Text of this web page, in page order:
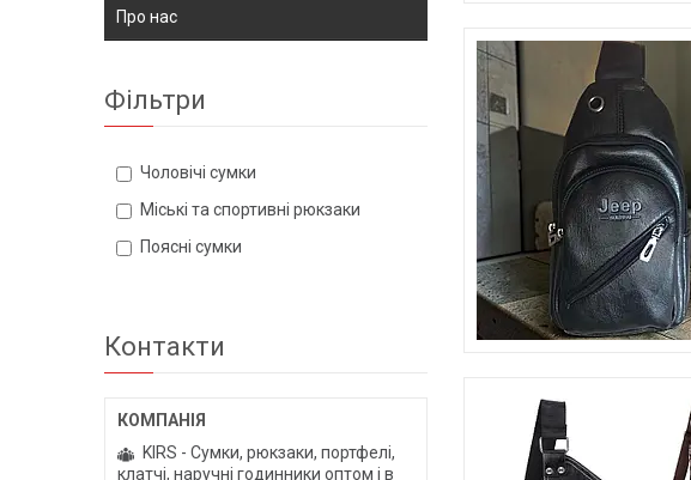
Про нас
Фільтри
Чоловічі сумки
Міські та спортивні рюкзаки
Поясні сумки
Контакти
KIRS - Сумки, рюкзаки, портфелі,
клатчі, наручні годинники оптом і в